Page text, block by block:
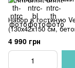
Набор в гостиную
(130х42х150 см,
белый)
4 990 грн